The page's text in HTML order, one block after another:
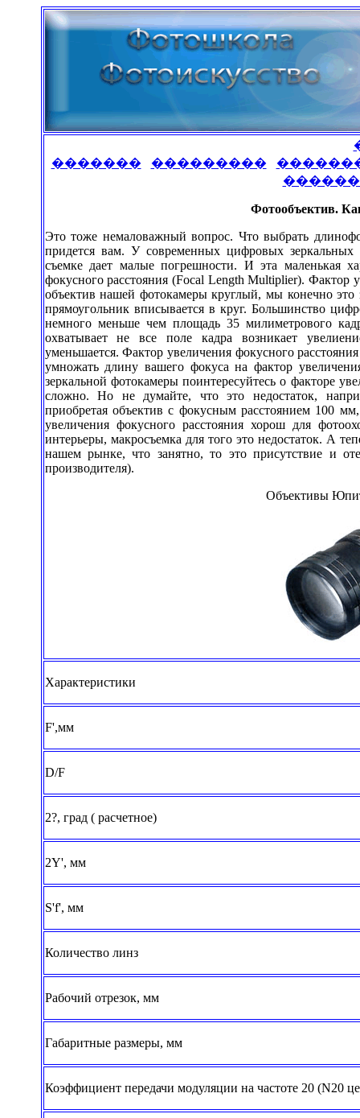
�������
���������
Фотообъектив.
Это тоже немаловажный вопрос. Что выбрать
придется вам. У современных цифровых зеркальных
съемке дает малые погрешности. И эта маленькая
фокусного расстояния (Focal Length Multiplier). Фактор
объектив нашей фотокамеры круглый, мы конечно
прямоугольник вписывается в круг. Большинство
немного меньше чем площадь 35 милиметрового
охватывает не все поле кадра возникает
уменьшается. Фактор увеличения фокусного
умножать длину вашего фокуса на фактор
зеркальной фотокамеры поинтересуйтесь о факторе
сложно. Но не думайте, что это недостаток,
приобретая объектив с фокусным расстоянием 100
увеличения фокусного расстояния хорош для
интерьеры, макросъемка для того это недостаток. А
нашем рынке, что занятно, то это присутствие и
производителя).
Объективы
Характеристики
F',мм
D/F
2?, град ( расчетное)
2Y', мм
S'f', мм
Количество линз
Рабочий отрезок, мм
Габаритные размеры, мм
Коэффициент передачи модуляции на частоте 20 (N20